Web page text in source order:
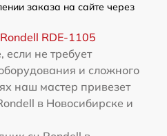
заказа на сайте через
RDE-1105
если не требует
и сложного
наш мастер привезет
в Новосибирске и